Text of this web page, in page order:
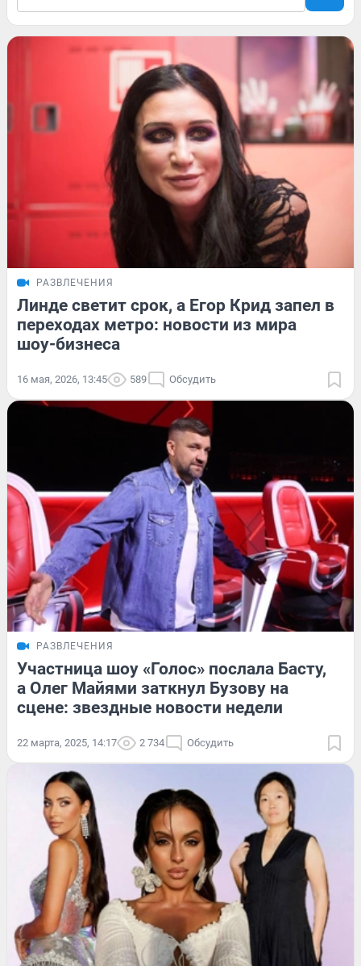
РАЗВЛЕЧЕНИЯ
Линде светит срок, а Егор Крид запел в
переходах метро: новости из мира
шоу-бизнеса
16 мая, 2026, 13:45 589 Обсудить
РАЗВЛЕЧЕНИЯ
Участница шоу «Голос» послала Басту,
а Олег Майями заткнул Бузову на
сцене: звездные новости недели
22 марта, 2025, 14:17 2 734 Обсудить